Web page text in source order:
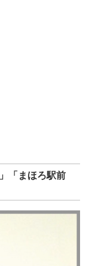
「まほろ駅前